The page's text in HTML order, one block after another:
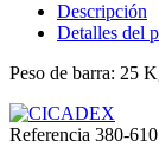
Descripción
Detalles del
Peso de barra: 25
Referencia 380-610